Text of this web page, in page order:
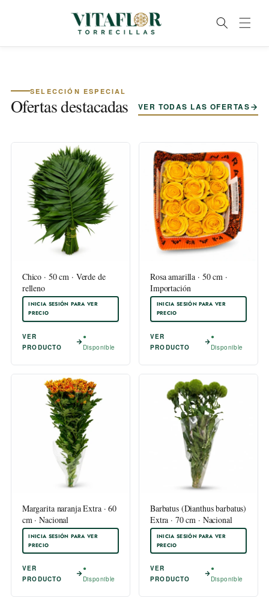
SELECCIÓN ESPECIAL
Ofertas destacadas VER TODAS LAS OFERTAS
Chico · 50 cm · Verde de
relleno
INICIA SESIÓN PARA VER
PRECIO
VER
PRODUCTO
●
Disponible
Rosa amarilla · 50 cm ·
Importación
INICIA SESIÓN PARA VER
PRECIO
VER
PRODUCTO
●
Disponible
Margarita naranja Extra · 60
cm · Nacional
INICIA SESIÓN PARA VER
PRECIO
VER
PRODUCTO
●
Disponible
Barbatus (Dianthus barbatus)
Extra · 70 cm · Nacional
INICIA SESIÓN PARA VER
PRECIO
VER
PRODUCTO
●
Disponible